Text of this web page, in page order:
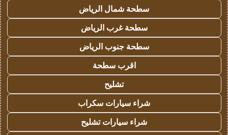
سطحة شمال الرياض
سطحة غرب الرياض
سطحة جنوب الرياض
اقرب سطحة
تشليح
شراء سيارات سكراب
شراء سيارات تشليح